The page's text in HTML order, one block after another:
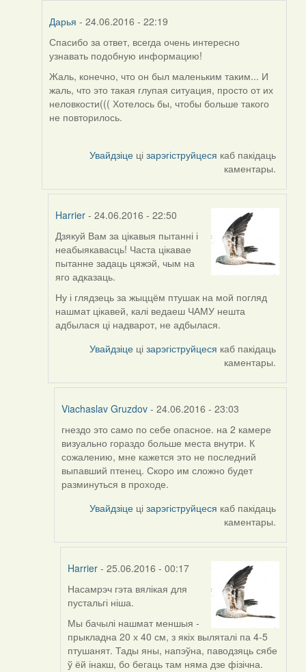
Дарья - 24.06.2016 - 22:19
In
reply
to
by
Harrier
Спасибо за ответ, всегда очень интересно
узнавать подобную информацию!
Жаль, конечно, что он был маленьким таким... И
жаль, что это такая глупая ситуация, просто от их
неловкости((( Хотелось бы, чтобы больше такого
не повторилось.
Увайдзіце цізарэгіструйцеся каб пакідаць
каментары.
Harrier - 24.06.2016 - 22:50
In
reply
to
by
Дарья
Дзякуй Вам за цікавыя пытанні і
неабыякавасць! Часта цікавае
пытанне задаць цяжэй, чым на
яго адказаць.
Ну і глядзець за жыццём птушак на мой погляд
нашмат цікавей, калі ведаеш ЧАМУ нешта
адбылася ці надварот, не адбылася.
Увайдзіце цізарэгіструйцеся каб пакідаць
каментары.
Viachaslav Gruzdov - 24.06.2016 - 23:03
In
reply
to
by
Harrier
гнездо это само по себе опасное. на 2 камере
визуально гораздо больше места внутри. К
сожалению, мне кажется это не последний
выпавший птенец. Скоро им сложно будет
разминуться в проходе.
Увайдзіце цізарэгіструйцеся каб пакідаць
каментары.
Harrier- 25.06.2016 - 00:17
In
reply
to
by
Viachaslav
Gruzdov
Насамрэч гэта вялікая для
пустальгі ніша.
Мы бачылі нашмат меншыя -
прыкладна 20 х 40 см, з якіх выляталі па 4-5
птушанят. Тады яны, напэўна, паводзяць сябе
ў ёй інакш, бо бегаць там няма дзе фізічна.